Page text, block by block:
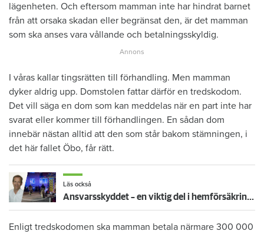
lägenheten. Och eftersom mamman inte har hindrat barnet
från att orsaka skadan eller begränsat den, är det mamman
som ska anses vara vållande och betalningsskyldig.
I våras kallar tingsrätten till förhandling. Men mamman
dyker aldrig upp. Domstolen fattar därför en tredskodom.
Det vill säga en dom som kan meddelas när en part inte har
svarat eller kommer till förhandlingen. En sådan dom
innebär nästan alltid att den som står bakom stämningen, i
det här fallet Öbo, får rätt.
Läs också
Ansvarsskyddet – en viktig del i hemförsäkringen
Enligt tredskodomen ska mamman betala närmare 300 000